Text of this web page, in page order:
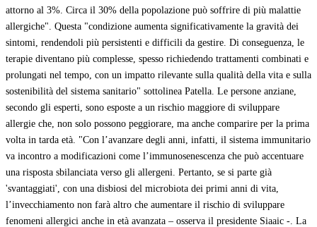
attorno al 3%. Circa il 30% della popolazione può soffrire di più malattie
allergiche". Questa "condizione aumenta significativamente la gravità dei
sintomi, rendendoli più persistenti e difficili da gestire. Di conseguenza, le
terapie diventano più complesse, spesso richiedendo trattamenti combinati e
prolungati nel tempo, con un impatto rilevante sulla qualità della vita e sulla
sostenibilità del sistema sanitario" sottolinea Patella. Le persone anziane,
secondo gli esperti, sono esposte a un rischio maggiore di sviluppare
allergie che, non solo possono peggiorare, ma anche comparire per la prima
volta in tarda età. "Con l’avanzare degli anni, infatti, il sistema immunitario
va incontro a modificazioni come l’immunosenescenza che può accentuare
una risposta sbilanciata verso gli allergeni. Pertanto, se si parte già
'svantaggiati', con una disbiosi del microbiota dei primi anni di vita,
l’invecchiamento non farà altro che aumentare il rischio di sviluppare
fenomeni allergici anche in età avanzata – osserva il presidente Siaaic -. La